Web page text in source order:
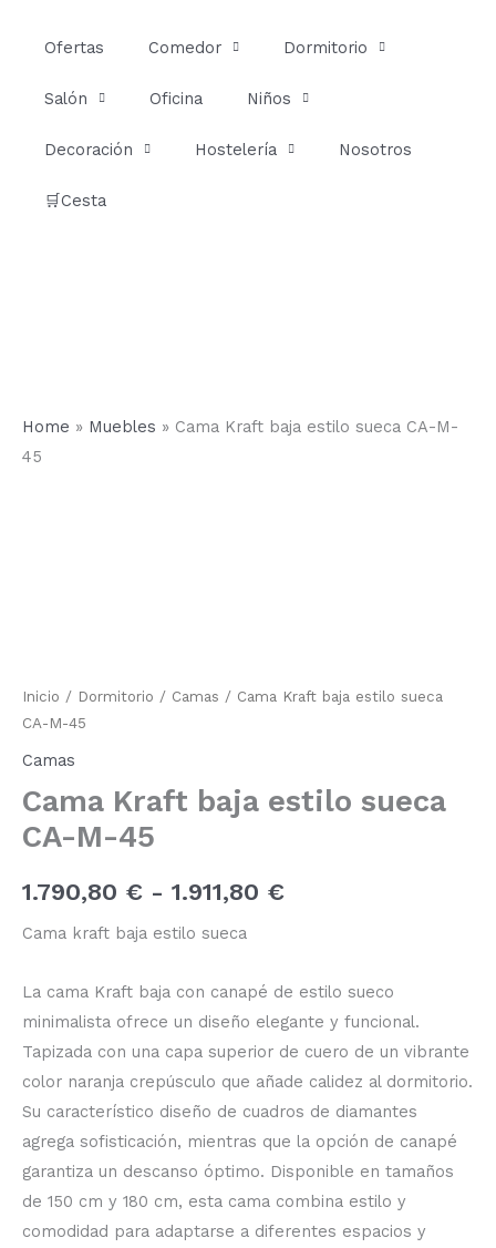
Ofertas Comedor Dormitorio
Salón Oficina Niños
Decoración Hostelería Nosotros
🛒Cesta
Home » Muebles » Cama Kraft baja estilo sueca CA-M-
45
Inicio / Dormitorio / Camas / Cama Kraft baja estilo sueca
CA-M-45
Camas
Cama Kraft baja estilo sueca
CA-M-45
1.790,80 € - 1.911,80 €
hasta
Cama kraft baja estilo sueca
La cama Kraft baja con canapé de estilo sueco
minimalista ofrece un diseño elegante y funcional.
Tapizada con una capa superior de cuero de un vibrante
color naranja crepúsculo que añade calidez al dormitorio.
Su característico diseño de cuadros de diamantes
agrega sofisticación, mientras que la opción de canapé
garantiza un descanso óptimo. Disponible en tamaños
de 150 cm y 180 cm, esta cama combina estilo y
comodidad para adaptarse a diferentes espacios y